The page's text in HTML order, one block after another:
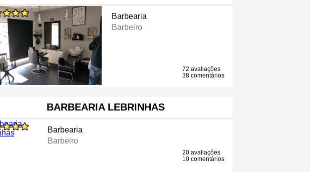
Barbearia
Barbeiro
72 avaliações
38 comentários
BARBEARIA LEBRINHAS
Barbearia
Barbeiro
20 avaliações
10 comentários